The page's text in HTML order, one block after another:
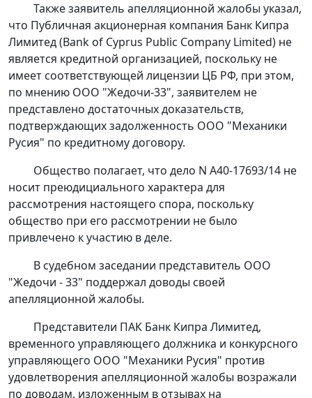
Также заявитель апелляционной жалобы указал,
что Публичная акционерная компания Банк Кипра
Лимитед (Bank of Cyprus Public Company Limited) не
является кредитной организацией, поскольку не
имеет соответствующей лицензии ЦБ РФ, при этом,
по мнению ООО "Жедочи-33", заявителем не
представлено достаточных доказательств,
подтверждающих задолженность ООО "Механики
Русия" по кредитному договору.
Общество полагает, что дело N А40-17693/14 не
носит преюдициального характера для
рассмотрения настоящего спора, поскольку
общество при его рассмотрении не было
привлечено к участию в деле.
В судебном заседании представитель ООО
"Жедочи - 33" поддержал доводы своей
апелляционной жалобы.
Представители ПАК Банк Кипра Лимитед,
временного управляющего должника и конкурсного
управляющего ООО "Механики Русия" против
удовлетворения апелляционной жалобы возражали
по доводам, изложенным в отзывах на